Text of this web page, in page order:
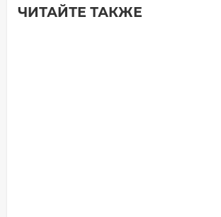
Добавить комментарий
ЧИТАЙТЕ ТАКЖЕ